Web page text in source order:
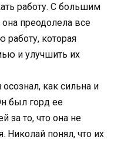
работу. С большим
преодолела все
работу, которая
и улучшить их
как сильна и
был горд ее
за то, что она не
Николай понял, что их